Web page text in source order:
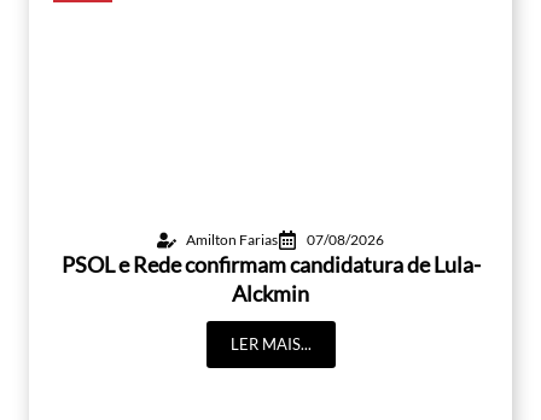
Amilton Farias 07/08/2026
PSOL e Rede confirmam candidatura de Lula-
Alckmin
LER MAIS...